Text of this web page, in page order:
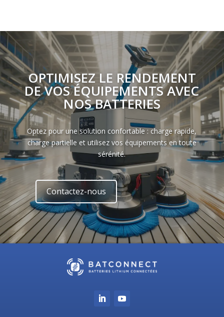
OPTIMISEZ LE RENDEMENT
DE VOS ÉQUIPEMENTS AVEC
NOS BATTERIES
Optez pour une solution confortable : charge rapide,
charge partielle et utilisez vos équipements en toute
sérénité.
Contactez-nous